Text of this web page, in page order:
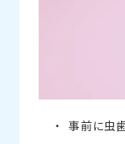
事前に虫